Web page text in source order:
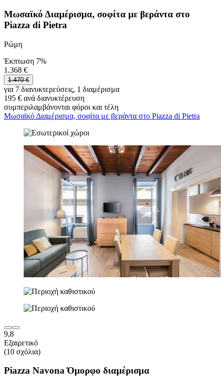
Μωσαϊκό Διαμέρισμα, σοφίτα με βεράντα στο
Piazza di Pietra
Ρώμη
Έκπτωση 7%
1.368 €
1.470 €
για 7 διανυκτερεύσεις, 1 διαμέρισμα
195 € ανά διανυκτέρευση
συμπεριλαμβάνονται φόροι και τέλη
Μωσαϊκό Διαμέρισμα, σοφίτα με βεράντα στο Piazza di Pietra
9,8
Εξαιρετικό
(10 σχόλια)
Piazza Navona Όμορφο διαμέρισμα